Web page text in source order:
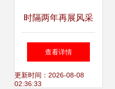
时隔两年再展风采
天瑞仪器精彩亮相
BCEIA2023上海技
查看详情
更新时间：2026-08-08
02:36:33